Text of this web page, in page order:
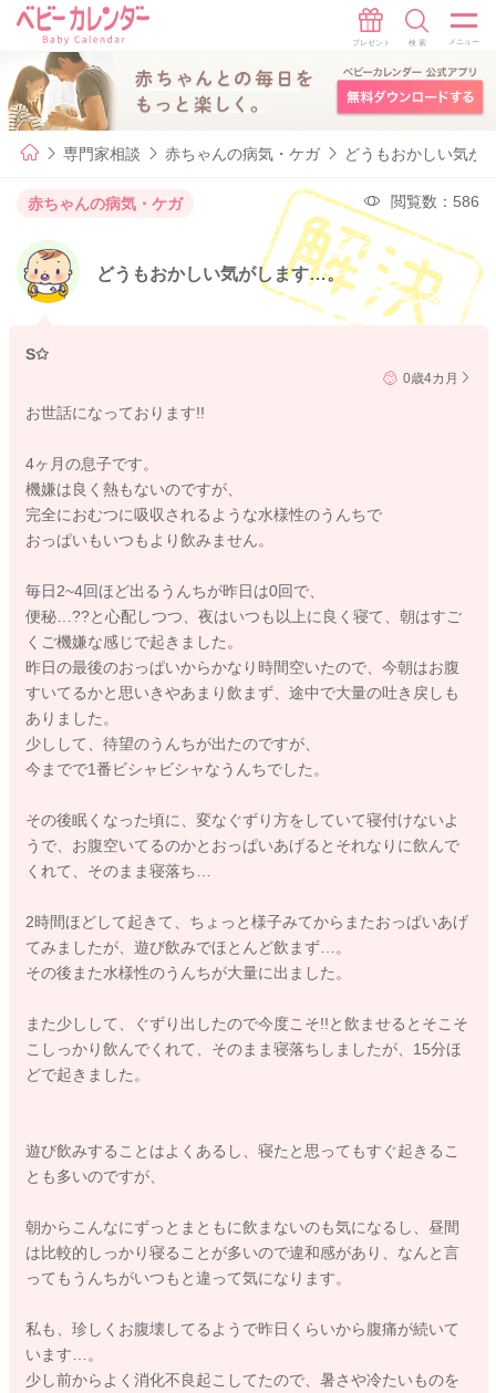
専門家相談 赤ちゃんの病気・ケガ どうもおかしい気が
赤ちゃんの病気・ケガ 閲覧数：586
どうもおかしい気がします…。
S✩
0歳4カ月
お世話になっております!!
4ヶ月の息子です。
機嫌は良く熱もないのですが、
完全におむつに吸収されるような水様性のうんちで
おっぱいもいつもより飲みません。
毎日2~4回ほど出るうんちが昨日は0回で、
便秘…??と心配しつつ、夜はいつも以上に良く寝て、朝はすご
くご機嫌な感じで起きました。
昨日の最後のおっぱいからかなり時間空いたので、今朝はお腹
すいてるかと思いきやあまり飲まず、途中で大量の吐き戻しも
ありました。
少しして、待望のうんちが出たのですが、
今までで1番ビシャビシャなうんちでした。
その後眠くなった頃に、変なぐずり方をしていて寝付けないよ
うで、お腹空いてるのかとおっぱいあげるとそれなりに飲んで
くれて、そのまま寝落ち…
2時間ほどして起きて、ちょっと様子みてからまたおっぱいあげ
てみましたが、遊び飲みでほとんど飲まず…。
その後また水様性のうんちが大量に出ました。
また少しして、ぐずり出したので今度こそ!!と飲ませるとそこそ
こしっかり飲んでくれて、そのまま寝落ちしましたが、15分ほ
どで起きました。
遊び飲みすることはよくあるし、寝たと思ってもすぐ起きるこ
とも多いのですが、
朝からこんなにずっとまともに飲まないのも気になるし、昼間
は比較的しっかり寝ることが多いので違和感があり、なんと言
ってもうんちがいつもと違って気になります。
私も、珍しくお腹壊してるようで昨日くらいから腹痛が続いて
います…。
少し前からよく消化不良起こしてたので、暑さや冷たいものを